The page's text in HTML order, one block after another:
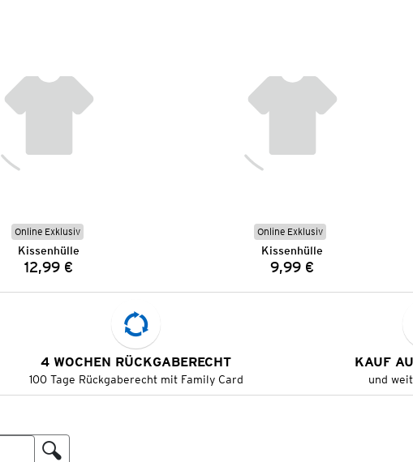
Online Exklusiv
Kissenhülle
Preis:
12,99 €
Online Exklusiv
Kissenhülle
Preis:
9,99 €
4 WOCHEN RÜCKGABERECHT
100 Tage Rückgaberecht mit Family Card
KAUF
und